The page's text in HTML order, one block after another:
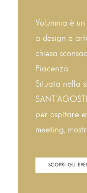
Volumnia è
a design e
chiesa
Piacenza.
Situata nella
per ospitare
meeting,
SCOPRI GLI